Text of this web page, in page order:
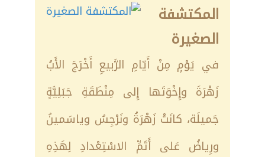
المكتشفة
الصغيرة
في يَوْمٍ مِنْ أَيّامِ الرَّبيعِ أَخْرَجَ الأَبُ
زَهْرَةَ وإِخْوَتَها إِلى مِنْطَقَةِ جَبَلِيَّةٍ
جَميلَة، كانَتْ زَهْرَةُ ونَرْجِسُ وياسَمينُ
ورِياضُ عَلى أَتَمِّ الاسْتِعْدادِ لِهَذِهِ